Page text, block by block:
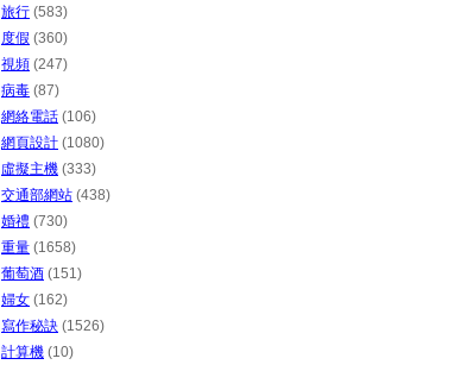
旅行 (583)
度假 (360)
視頻 (247)
病毒 (87)
網絡電話 (106)
網頁設計 (1080)
虛擬主機 (333)
交通部網站 (438)
婚禮 (730)
重量 (1658)
葡萄酒 (151)
婦女 (162)
寫作秘訣 (1526)
計算機 (10)